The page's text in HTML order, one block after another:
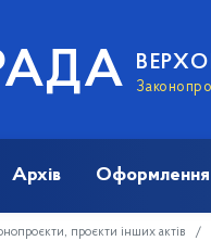
Архів Оформлення
проєкти інших актів